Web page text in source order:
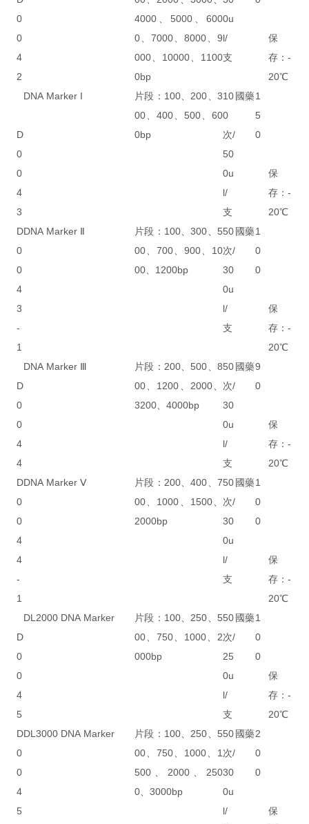
0
0
4
2
4000、5000、600
0、7000、8000、9
000、10000、1100
0bp
0u
l/
支
保
存：-
20℃
D
0
0
4
3
DNA Marker I
片段：100、200、3
00、400、500、60
0bp
10
0
次/
50
0u
l/
支
國藥1
5
0
保
存：-
20℃
D
0
0
4
3
-
1
DNA Marker Ⅱ
片段：100、300、5
00、700、900、10
00、1200bp
50
次/
30
0u
l/
支
國藥1
0
0
保
存：-
20℃
D
0
0
4
4
DNA Marker Ⅲ
片段：200、500、8
00、1200、2000、
3200、4000bp
50
次/
30
0u
l/
支
國藥9
0
保
存：-
20℃
D
0
0
4
4
-
1
DNA Marker Ⅴ
片段：200、400、7
00、1000、1500、
2000bp
50
次/
30
0u
l/
支
國藥1
0
0
保
存：-
20℃
D
0
0
4
5
DL2000 DNA Marker
片段：100、250、5
00、750、1000、2
000bp
50
次/
25
0u
l/
支
國藥1
0
0
保
存：-
20℃
D
0
0
4
5
DL3000 DNA Marker
片段：100、250、5
00、750、1000、1
500、2000、250
0、3000bp
50
次/
30
0u
l/
國藥2
0
0
保